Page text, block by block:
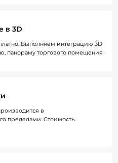
в 3D
Выполняем интеграцию 3D
панораму торгового помещения
в
пределами. Стоимость